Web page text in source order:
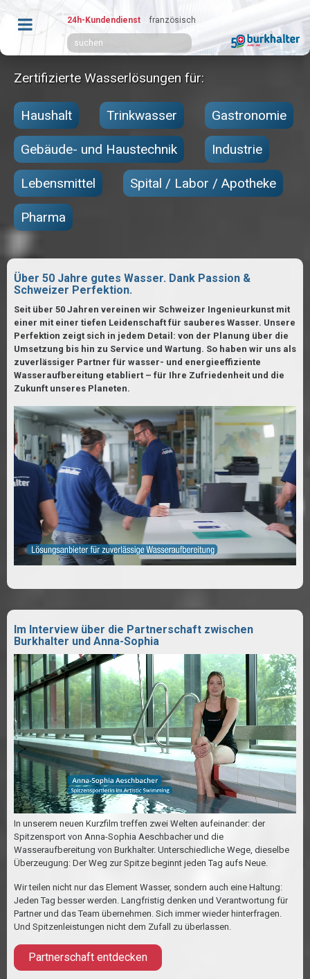
24h-Kundendienst französisch
Zertifizierte Wasserlösungen für:
Haushalt Trinkwasser Gastronomie
Gebäude- und Haustechnik Industrie
Lebensmittel Spital / Labor / Apotheke
Pharma
Über 50 Jahre gutes Wasser. Dank Passion &
Schweizer Perfektion.
Seit über 50 Jahren vereinen wir Schweizer Ingenieurkunst mit
einer mit einer tiefen Leidenschaft für sauberes Wasser. Unsere
Perfektion zeigt sich in jedem Detail: von der Planung über die
Umsetzung bis hin zu Service und Wartung. So haben wir uns als
zuverlässiger Partner für wasser- und energieeffiziente
Wasseraufbereitung etabliert – für Ihre Zufriedenheit und die
Zukunft unseres Planeten.
Im Interview über die Partnerschaft zwischen
Burkhalter und Anna-Sophia
In unserem neuen Kurzfilm treffen zwei Welten aufeinander: der
Spitzensport von Anna-Sophia Aeschbacher und die
Wasseraufbereitung von Burkhalter. Unterschiedliche Wege, dieselbe
Überzeugung: Der Weg zur Spitze beginnt jeden Tag aufs Neue.
Wir teilen nicht nur das Element Wasser, sondern auch eine Haltung:
Jeden Tag besser werden. Langfristig denken und Verantwortung für
Partner und das Team übernehmen. Sich immer wieder hinterfragen.
Und Spitzenleistungen nicht dem Zufall zu überlassen.
Partnerschaft entdecken